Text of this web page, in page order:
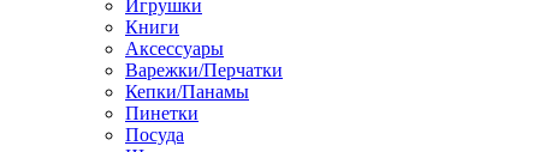
Игрушки
Книги
Аксессуары
Варежки/Перчатки
Кепки/Панамы
Пинетки
Посуда